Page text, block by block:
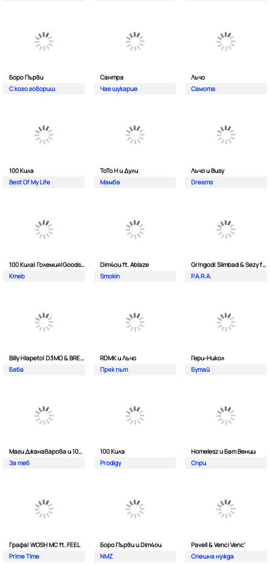
Боро Първи
С кого говориш
Сантра
Чае шукарие
Лъчо
Самота
100 Кила
Best Of My Life
ToTo H и Дули
Мамба
Лъчо и Busy
Dreams
100 Кила| Големия|Goodslav и 2 Лица
Kmeb
Dim4ou ft. Ablaze
Smokin
Gr!ngod| Siimbad & Sezy ft. Djaany
P.A.R.A.
Billy Hlapeto| D3MO & BREVIS
Баба
RDMK и Лъчо
Пряк път
Гери-Никол
Бутай
Маги Джанаварова и 100 Кила
За теб
100 Кила
Prodigy
Homelesz и Бат Венци
Спри
Графа| WOSH MC ft. FEEL
Prime Time
Боро Първи и Dim4ou
NMZ
Pavell & Venci Venc'
Спешна нужда